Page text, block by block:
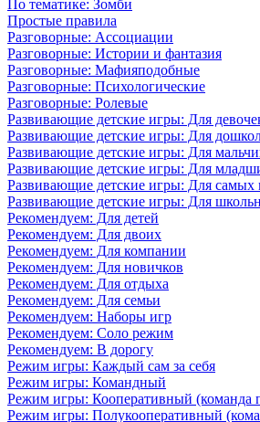
По тематике: Зомби
Простые правила
Разговорные: Ассоциации
Разговорные: Истории и фантазия
Разговорные: Мафияподобные
Разговорные: Психологические
Разговорные: Ролевые
Развивающие детские игры: Для
Развивающие детские игры: Для
Развивающие детские игры: Для
Развивающие детские игры: Для
Развивающие детские игры: Для самых
Развивающие детские игры: Для
Рекомендуем: Для детей
Рекомендуем: Для двоих
Рекомендуем: Для компании
Рекомендуем: Для новичков
Рекомендуем: Для отдыха
Рекомендуем: Для семьи
Рекомендуем: Наборы игр
Рекомендуем: Соло режим
Рекомендуем: В дорогу
Режим игры: Каждый сам за себя
Режим игры: Командный
Режим игры: Кооперативный (команда
Режим игры: Полукооперативный